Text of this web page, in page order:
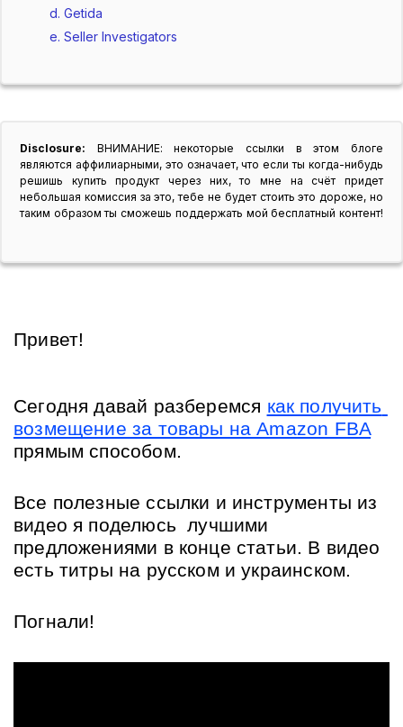
Getida
Seller Investigators
Disclosure: ВНИМАНИЕ: некоторые ссылки в этом блоге
являются аффилиарными, это означает, что если ты когда-нибудь
решишь купить продукт через них, то мне на счёт придет
небольшая комиссия за это, тебе не будет стоить это дороже, но
таким образом ты сможешь поддержать мой бесплатный контент!
Привет!
Сегодня давай разберемся как получить
возмещение за товары на Amazon FBA
прямым способом.
Все полезные ссылки и инструменты из
видео я поделюсь  лучшими
предложениями в конце статьи. В видео
есть титры на русском и украинском.
Погнали!